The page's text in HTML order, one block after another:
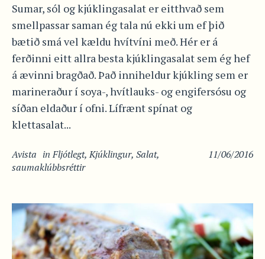
Sumar, sól og kjúklingasalat er eitthvað sem
smellpassar saman ég tala nú ekki um ef þið
bætið smá vel kældu hvítvíni með. Hér er á
ferðinni eitt allra besta kjúklingasalat sem ég hef
á ævinni bragðað. Það inniheldur kjúkling sem er
marineraður í soya-, hvítlauks- og engifersósu og
síðan eldaður í ofni. Lífrænt spínat og
klettasalat...
11/06/2016
Avista inFljótlegt,Kjúklingur, Salat,
saumaklúbbsréttir